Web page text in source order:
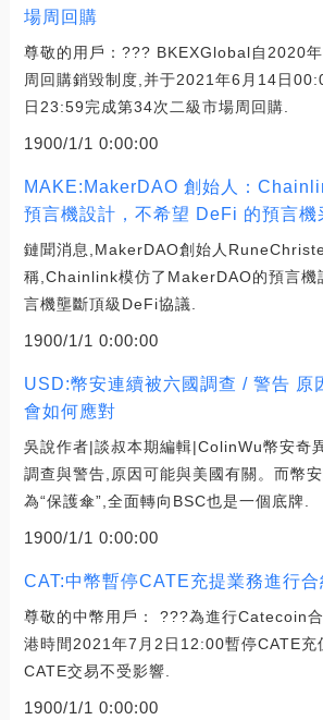
場周回購
尊敬的用戶：??? BKEXGlobal自2020
周回購銷毀制度,并于2021年6月14日
日23:59完成第34次二級市場周回購.
1900/1/1 0:00:00
MAKE:MakerDAO 創始人：
預言機設計，不希望 DeFi 的預言機
鏈聞消息,MakerDAO創始人
稱,Chainlink模仿了MakerDAO的預言機
言機壟斷頂級DeFi協議.
1900/1/1 0:00:00
USD:幣安連續被六國調查 / 警告 原
會如何應對
吳說作者|談叔本期編輯|ColinWu幣安奇
調查與警告,原因可能與美國有關。而幣
為“保護傘”,全面轉向BSC也是一個底牌.
1900/1/1 0:00:00
CAT:中幣暫停CATE充提業務進行合
尊敬的中幣用戶： ???為進行Catecoin
港時間2021年7月2日12:00暫停CATE充
CATE交易不受影響.
1900/1/1 0:00:00